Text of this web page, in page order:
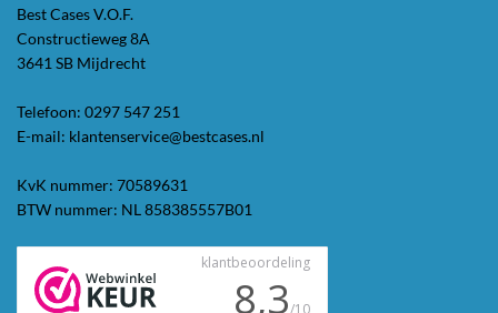
Best Cases V.O.F.
Constructieweg 8A
3641 SB Mijdrecht
Telefoon: 0297 547 251
E-mail: klantenservice@bestcases.nl
KvK nummer: 70589631
BTW nummer: NL 858385557B01